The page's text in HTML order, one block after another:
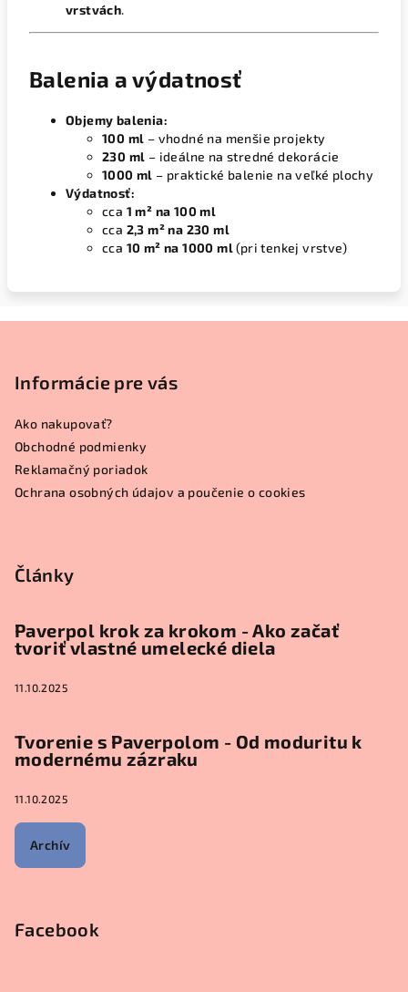
vrstvách.
Balenia a výdatnosť
Objemy balenia:
100 ml – vhodné na menšie projekty
230 ml – ideálne na stredné dekorácie
1000 ml – praktické balenie na veľké plochy
Výdatnosť:
cca 1 m² na 100 ml
cca 2,3 m² na 230 ml
cca 10 m² na 1000 ml(pri tenkej vrstve)
Informácie pre vás
Ako nakupovať?
Obchodné podmienky
Reklamačný poriadok
Ochrana osobných údajov a poučenie o cookies
Články
Paverpol krok za krokom - Ako začať
tvoriť vlastné umelecké diela
11.10.2025
Tvorenie s Paverpolom - Od moduritu k
modernému zázraku
11.10.2025
Archív
Facebook